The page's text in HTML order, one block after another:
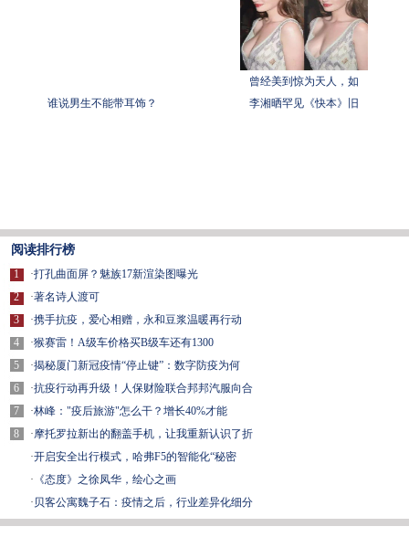
曾经美到惊为天人，如
谁说男生不能带耳饰？
李湘晒罕见《快本》旧
阅读排行榜
1
2
3
4
5
6
7
8
·打孔曲面屏？魅族17新渲染图曝光
·著名诗人渡可
·携手抗疫，爱心相赠，永和豆浆温暖再行动
·​猴赛雷！A级车价格买B级车还有1300
·揭秘厦门新冠疫情“停止键”：数字防疫为何
·抗疫行动再升级！人保财险联合邦邦汽服向合
·林峰："疫后旅游"怎么干？增长40%才能
·摩托罗拉新出的翻盖手机，让我重新认识了折
·开启安全出行模式，哈弗F5的智能化“秘密
· 《态度》之徐凤华，绘心之画
· 贝客公寓魏子石：疫情之后，行业差异化细分